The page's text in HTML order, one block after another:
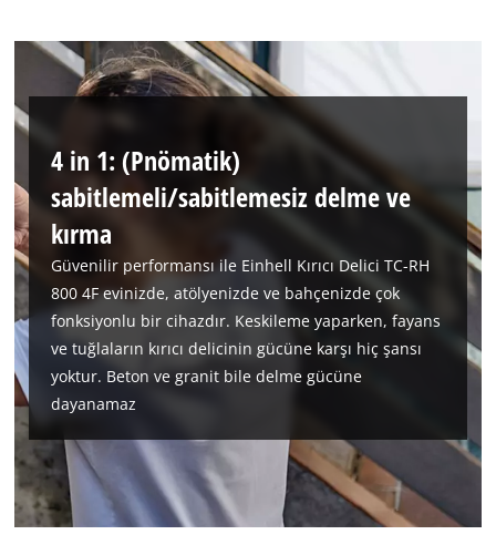
Powered by
Management Platform
4 in 1: (Pnömatik)
sabitlemeli/sabitlemesiz delme ve
kırma
Güvenilir performansı ile Einhell Kırıcı Delici TC-RH
800 4F evinizde, atölyenizde ve bahçenizde çok
fonksiyonlu bir cihazdır. Keskileme yaparken, fayans
ve tuğlaların kırıcı delicinin gücüne karşı hiç şansı
yoktur. Beton ve granit bile delme gücüne
dayanamaz